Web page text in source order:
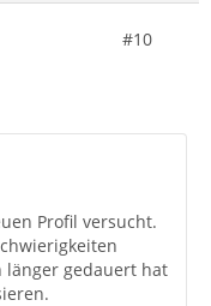
#10
Profil versucht.
gedauert hat